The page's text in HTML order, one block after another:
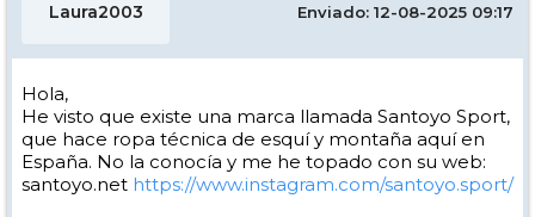
Laura2003 Enviado: 12-08-2025 09:17
Hola,
He visto que existe una marca llamada Santoyo Sport,
que hace ropa técnica de esquí y montaña aquí en
España. No la conocía y me he topado con su web:
santoyo.net https://www.instagram.com/santoyo.sport/